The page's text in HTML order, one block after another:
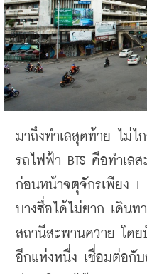
มาถึงทำเลสุดท้าย ไม่ไ
รถไฟฟ้า BTS คือทำเลส
ก่อนหน้าจตุจักรเพียง 1
บางซื่อได้ไม่ยาก เดินท
สถานีสะพานควาย
โด
อีกแห่งหนึ่ง เชื่อมต่อกั